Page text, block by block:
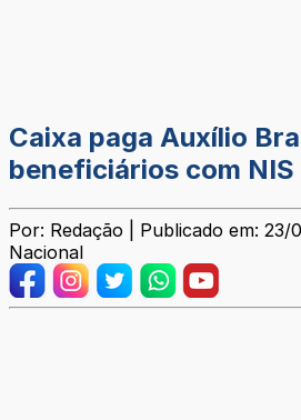
Caixa paga Auxílio
beneficiários com
Por: Redação | Publicado em: 23/
Nacional